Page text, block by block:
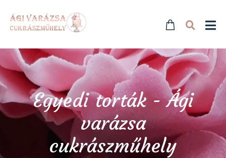
Egyedi torták - Ági
varázsa
cukrászműhely